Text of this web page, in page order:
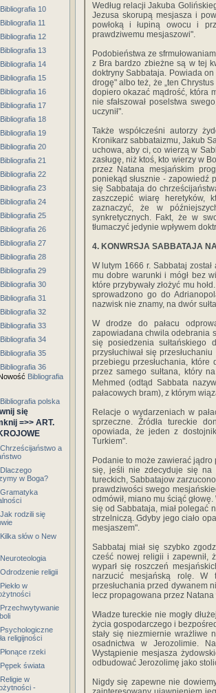
Bibliografia 10
Bibliografia 11
Bibliografia 12
Bibliografia 13
Bibliografia 14
Bibliografia 15
Bibliografia 16
Bibliografia 17
Bibliografia 18
Bibliografia 19
Bibliografia 20
Bibliografia 21
Bibliografia 22
Bibliografia 23
Bibliografia 24
Bibliografia 25
Bibliografia 26
Bibliografia 27
Bibliografia 28
Bibliografia 29
Bibliografia 30
Bibliografia 31
Bibliografia 32
Bibliografia 33
Bibliografia 34
Bibliografia 35
Bibliografia 36
Bibliografia
Bibliografia polska
=>> ART.
Chrześcijaństwo a
Dlaczego
w Boga?
Gramatyka
Jak rodzili się
Kilka słów o New
Neuroteologia
Odrodzenie religii
Piekło w
Przechwytywanie
Psychologiczne
religijności
Płonące rzeki
Pępek świata
Religie w
-
Według relacji Jakuba
Jezusa skorupą mesjasza i
powłoką i łupiną owocu i
prawdziwemu mesjaszowi".
Podobieństwa ze
z Bra bardzo zbieżne są w tej
doktryny Sabbataja. Powiada on
drogę" albo też, że „ten
dopiero okazać mądrość, która
nie sfałszował poselstwa
uczynił".
Także współcześni autorzy
Kronikarz sabbataizmu, Jakub
uchowa, aby ci, co wierzą w
zasługę, niż ktoś, kto wierzy w
przez Natana mesjańskim
poniekąd słusznie - zapowiedź
się Sabbataja do
zaszczepić wiarę heretyków,
zaznaczyć, że w
synkretycznych. Fakt, że w
tłumaczyć jedynie wpływem
4. KONWRSJA SABBATAJA
W lutym 1666 r. Sabbataj
mu dobre warunki i mógł bez
które przybywały złożyć mu
sprowadzono go do
nazwisk nie znamy, na dwór
W drodze do pałacu
zapowiadana chwila odebrania
się posiedzenia sułtań­skiego
przysłuchiwał się
przebiegu przesłuchania, które
przez samego sułtana, który
Mehmed (odtąd Sabbata
pałacowych bram), z którym
Relacje o wydarzeniach w
sprzeczne. Źródła tureckie
opowiada, że jeden z
Turkiem".
Podanie to może zawierać
się, jeśli nie zdecyduje się na
tureckich, Sabbatajow
prawdziwości swego
odmówił, miano mu ściąć
się od Sabbataja, miał polegać
strzelniczą. Gdyby jego ciało
mesjaszem".
Sabbataj miał się szybko
cześć nowej religii i zapewnił,
wyparł się roszczeń
narzucić mesjańską rolę. W
przesłuchania przed dywanem
lecz propagowana przez
Władze tureckie nie mogły
życia gospodarczego i
stały się niezmiernie wrażliwe
osadnictwa w Jerozolimie.
Wystąpienie mesjasza
odbudować Jerozolimę jako
Nigdy się zapewne nie